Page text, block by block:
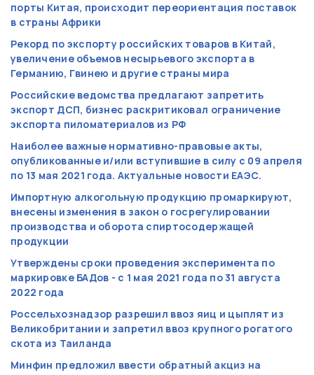
порты Китая, происходит переориентация поставок
в страны Африки
Рекорд по экспорту российских товаров в Китай,
увеличение объемов несырьевого экспорта в
Германию, Гвинею и другие страны мира
Российские ведомства предлагают запретить
экспорт ДСП, бизнес раскритиковал ограничение
экспорта пиломатериалов из РФ
Наиболее важные нормативно-правовые акты,
опубликованные и/или вступившие в силу с 09 апреля
по 13 мая 2021 года. Актуальные новости ЕАЭС.
Импортную алкогольную продукцию промаркируют,
внесены изменения в закон о госрегулировании
производства и оборота спиртосодержащей
продукции
Утверждены сроки проведения эксперимента по
маркировке БАДов - с 1 мая 2021 года по 31 августа
2022 года
Россельхознадзор разрешил ввоз яиц и цыплят из
Великобритании и запретил ввоз крупного рогатого
скота из Таиланда
Минфин предложил ввести обратный акциз на